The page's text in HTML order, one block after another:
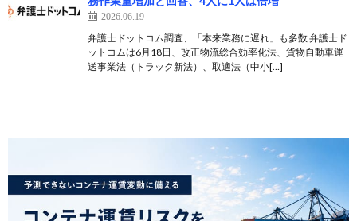
2026.06.19
弁護士ドットコム調査、「本来業務に遅れ」も多数 弁護士ド
ットコムは6月18日、改正物流総合効率化法、貨物自動車運
送事業法（トラック新法）、取適法（中小[…]